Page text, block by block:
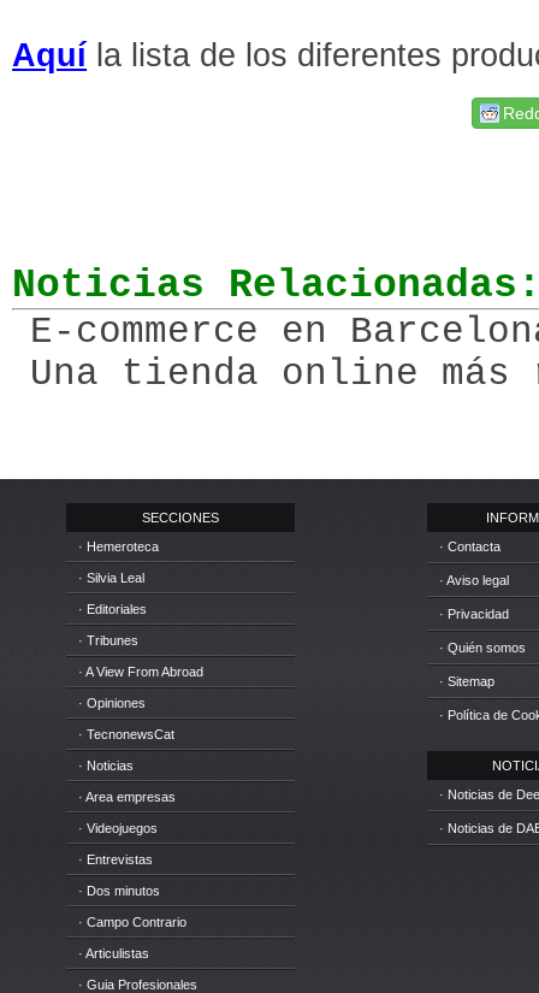
Aquíla lista de los diferentes
Noticias
E-commerce en
Una tienda online más
SECCIONES
· Hemeroteca
· Silvia Leal
· Editoriales
· Tribunes
· A View From Abroad
· Opiniones
· TecnonewsCat
· Noticias
· Area empresas
· Videojuegos
· Entrevistas
· Dos minutos
· Campo Contrario
· Articulistas
· Guia Profesionales
· Contacta
· Aviso legal
· Privacidad
· Quién somos
· Sitemap
· Política de
· Noticias de
· Noticias de